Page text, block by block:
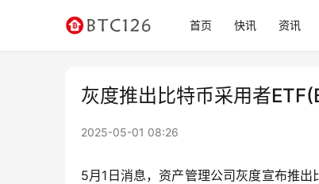
首页 快讯 资讯
灰度推出比特币采用者
2025-05-01 08:26
5月1日消息，资产管理公司灰度宣布推